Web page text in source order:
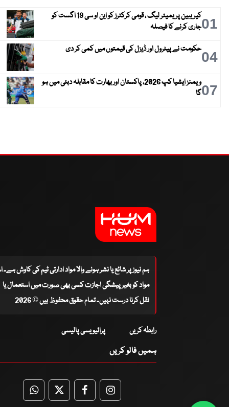
01
کیریبین پریمیئر لیگ ، قومی کرکٹرز کو این او سی 19 اگست کو
جاری کرنے کا فیصلہ
04حکومت نے پیٹرول اور ڈیزل کی قیمتوں میں کمی کر دی
07
ویمنز ایشیا کپ 2026، پاکستان اور بھارت کا مقابلہ دبئی میں ہو
گا
ہم نیوز پر شائع یا نشر ہونے والا مواد ادارتی ٹیم کی کاوش
مواد کو بغیر پیشگی اجازت کسی بھی صورت میں استعمال یا
نقل کرنا درست نہیں۔ تمام حقوق محفوظ ہیں © 2026
رابطہ کریں پرائیویسی پالیسی
ہمیں فالو کریں
WhatsApp
TwitterFacebookFacebook